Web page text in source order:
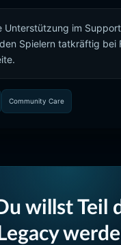
Unterstützung im
Spielern tatkräftig bei
Community Care
willst Teil